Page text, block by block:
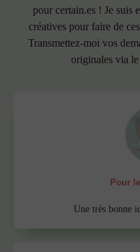
pour certain.es ! Je suis
créatives pour faire de
Transmettez-moi vos
originales via
Pour
Une très bonne